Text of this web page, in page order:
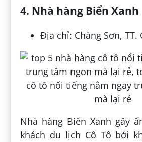
4. Nhà hàng Biển Xanh
Địa chỉ: Chàng Sơn, TT.
Nhà hàng Biển Xanh gây
khách du lịch Cô Tô bởi